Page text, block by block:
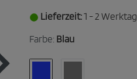
Lieferzeit:1 - 2
Farbe: Blau